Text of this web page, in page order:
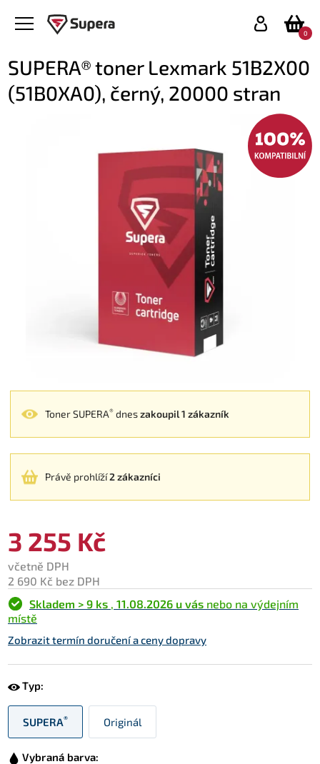
0
SUPERA® toner Lexmark 51B2X00
(51B0XA0), černý, 20000 stran
Toner SUPERA® dneszakoupil 1 zákazník
Právě prohlíží2 zákazníci
3 255 Kč
včetně DPH
2 690 Kč bez DPH
Skladem > 9 ks , 11.08.2026 u vás nebo na výdejním
místě
Zobrazit termín doručení a ceny dopravy
Typ:
SUPERA® Originál
Vybraná barva: